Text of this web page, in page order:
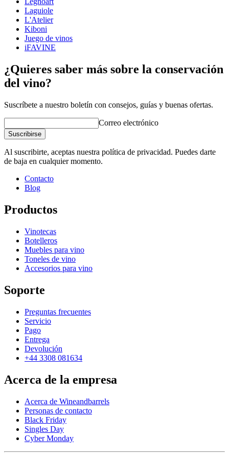
Lo que obtendrá:
Laguiole
L'Atelier
Kiboni
Juego de vinos
iFAVINE
¿Quieres saber más sobre la conservación
del vino?
Suscríbete a nuestro boletín con consejos, guías y buenas ofertas.
Correo electrónico
Suscribirse
Al suscribirte, aceptas nuestra política de privacidad. Puedes darte
de baja en cualquier momento.
Contacto
Blog
Productos
Vinotecas
Botelleros
Muebles para vino
Toneles de vino
Accesorios para vino
Soporte
Preguntas frecuentes
Servicio
Pago
Entrega
Devolución
+44 3308 081634
Acerca de la empresa
Acerca de Wineandbarrels
Personas de contacto
Black Friday
Singles Day
Cyber Monday